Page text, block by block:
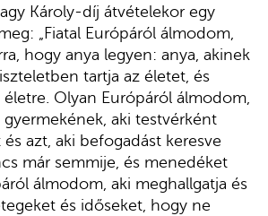
Károly-díj átvételekor egy
„Fiatal Európáról álmodom,
hogy anya legyen: anya, akinek
tartja az életet, és
Olyan Európáról álmodom,
aki testvérként
azt, aki befogadást keresve
már semmije, és menedéket
álmodom, aki meghallgatja és
és időseket, hogy ne